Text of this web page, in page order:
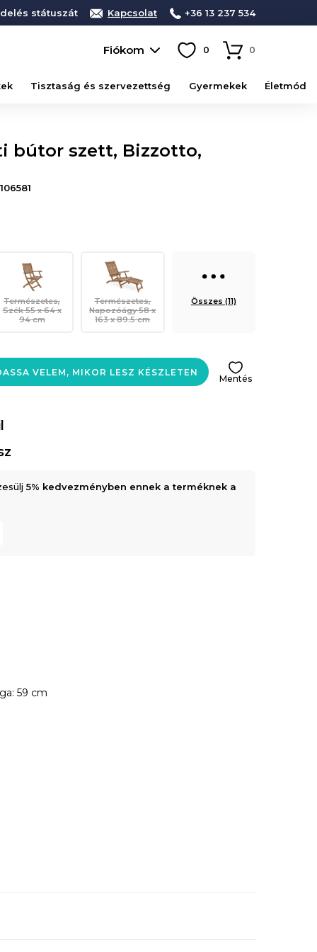
státuszát Kapcsolat +36 13 237 534
Fiókom 0 0
Tisztaság és szervezettség Gyermekek Életmód
bútor szett, Bizzotto,
Természetes,
Szék 55 x 64 x
94 cm
Természetes,
Napozóágy 58 x
163 x 89.5 cm
Összes (11)
VELEM, MIKOR LESZ KÉSZLETEN
Mentés
5% kedvezményben ennek a terméknek a
59 cm